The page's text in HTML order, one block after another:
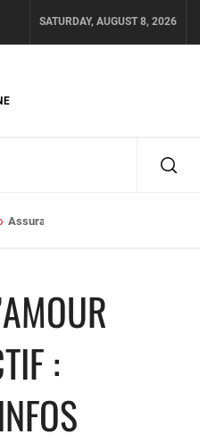
SATURDAY, AUGUST 8, 2026
Assurance habitation : bien choisir
: